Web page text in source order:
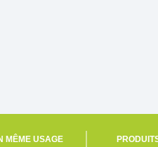
MÊME USAGE